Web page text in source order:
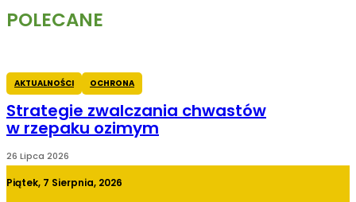
POLECANE
AKTUALNOŚCI OCHRONA
Strategie zwalczania chwastów
w rzepaku ozimym
26 Lipca 2026
Piątek, 7 Sierpnia, 2026